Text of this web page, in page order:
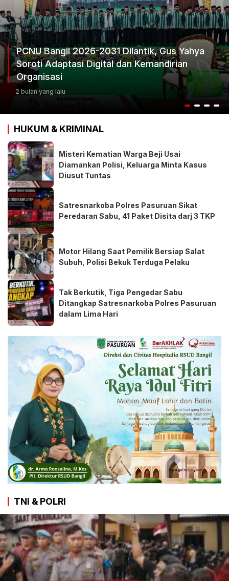
PCNU Bangil 2026-2031 Dilantik, Gus Yahya
Soroti Adaptasi Digital dan Kemandirian
Organisasi
2 bulan yang lalu
HUKUM & KRIMINAL
Misteri Kematian Warga Beji Usai
Diamankan Polisi, Keluarga Minta Kasus
Diusut Tuntas
Satresnarkoba Polres Pasuruan Sikat
Peredaran Sabu, 41 Paket Disita darj 3 TKP
Motor Hilang Saat Pemilik Bersiap Salat
Subuh, Polisi Bekuk Terduga Pelaku
Tak Berkutik, Tiga Pengedar Sabu
Ditangkap Satresnarkoba Polres Pasuruan
dalam Lima Hari
TNI & POLRI